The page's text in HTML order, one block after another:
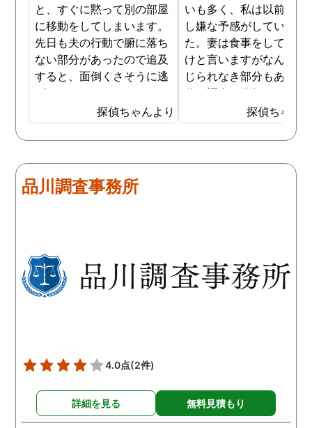
と、すぐに黙って別の部屋
に移動をしてしまいます。
先日も夫の行動で腑に落ち
ない部分があったので追及
すると、面倒くさそうに逃
げてしまいました。そこで
探偵に夫の行動について調
査をしてもらうと、やはり
私の想像通り女と頻繁に会
た。さらに探偵が入手した
証拠から二人が肉体関係を
私が夫を疑うだけでは夫の
不倫の実態を知ることがで
きませんでしたので、真相
探偵ちゃんより
いも多く、私は以前から
し嫌な予感がしていまし
た。妻は食事をしている
けと言いますがなんとも
じられなき部分もあり、
偵に調査を依頼しました
妻は定期的に男友達と食
に出かけているため、調
日は簡単に決めることが
果、妻が男友達と食事だ
した。想像以上に妻の浮
の状態が酷かったので、
然としてしまいました。
探偵ちゃん
品川調査事務所
4.0点(2件)
詳細を見る 無料見積もり